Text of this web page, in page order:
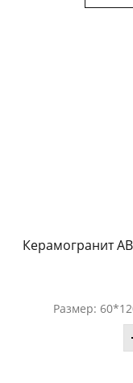
Керамогранит
Размер: